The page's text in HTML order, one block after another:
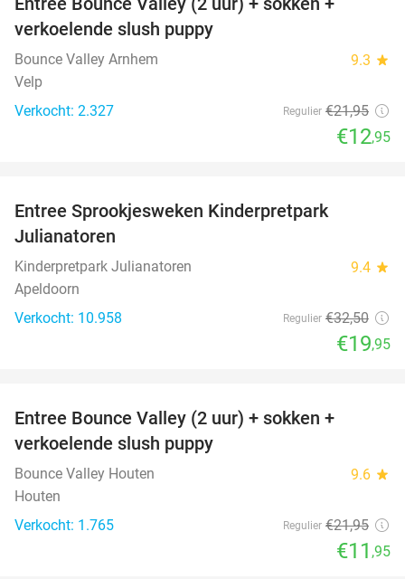
verkoelende slush puppy
Bounce Valley Arnhem 9.3 star
Velp
Verkocht: 2.327
Regulier €21,95
€12,95
Entree Sprookjesweken Kinderpretpark
Julianatoren
Kinderpretpark Julianatoren 9.4 star
Apeldoorn
Verkocht: 10.958
Regulier €32,50
€19,95
Entree Bounce Valley (2 uur) + sokken +
verkoelende slush puppy
Bounce Valley Houten 9.6 star
Houten
Verkocht: 1.765
Regulier €21,95
€11 ,95